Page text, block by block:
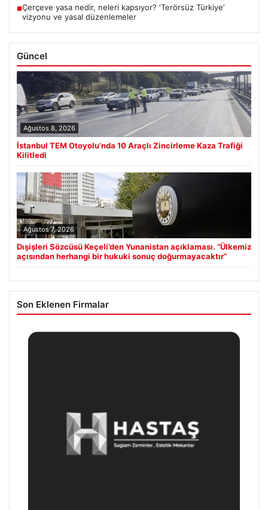
■Çerçeve yasa nedir, neleri kapsıyor? ‘Terörsüz Türkiye’
vizyonu ve yasal düzenlemeler
Güncel
Ağustos 8, 2026
İstanbul TEM Otoyolu’nda 10 Araçlı Zincirleme Kaza Trafiği
Kilitledi
Ağustos 7, 2026
Dışişleri Sözcüsü Keçeli’den Yunanistan açıklaması. “Ülkemiz
açısından herhangi bir hukuki sonuç doğurmayacaktır”
Son Eklenen Firmalar